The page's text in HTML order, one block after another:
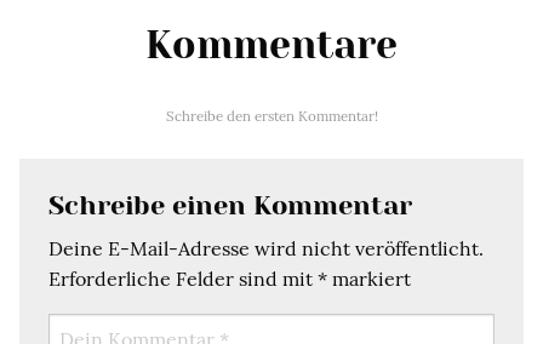
Kommentare
Schreibe den ersten Kommentar!
Schreibe einen Kommentar
Deine E-Mail-Adresse wird nicht veröffentlicht.
Erforderliche Felder sind mit * markiert